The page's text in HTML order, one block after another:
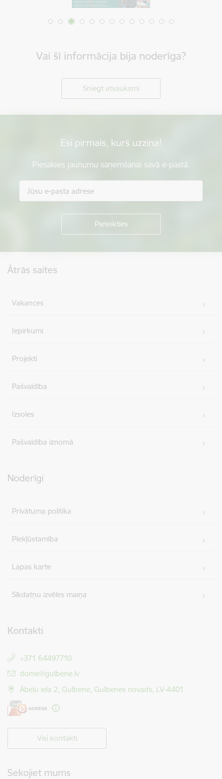
Vai šī informācija bija noderīga?
Sniegt atsauksmi
Esi pirmais, kurš uzzina!
Piesakies jaunumu saņemšanai savā e-pastā.
Ātrās saites
Vakances
Iepirkumi
Projekti
Pašvaldība
Izsoles
Pašvaldība iznomā
Noderīgi
Privātuma politika
Piekļūstamība
Lapas karte
Sīkdatņu izvēles maiņa
Kontakti
+371 64497710
E-pasts:
dome@gulbene.lv
Ābeļu iela 2, Gulbene, Gulbenes novads, LV-4401
Visi kontakti
Sekojiet mums